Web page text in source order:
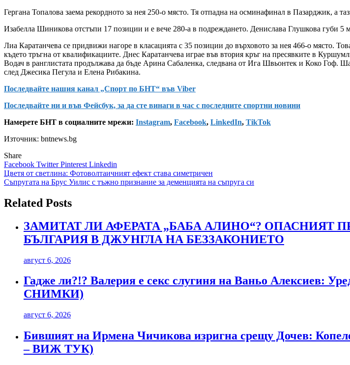
Гергана Топалова заема рекордното за нея 250-о място. Тя отпадна на осминафинал в Пазарджик, а
Изабелла Шиникова отстъпи 17 позиции и е вече 280-а в подреждането. Денислава Глушкова губи 5
Лиа Каратанчева се придвижи нагоре в класацията с 35 позиции до върховото за нея 466-о място.
където тръгна от квалификациите. Днес Каратанчева играе във втория кръг на пресявките в
Водач в ранглистата продължава да бъде Арина Сабаленка, следвана от Ига Швьонтек и Коко Гоф.
след Джесика Пегула и Елена Рибакина.
Последвайте нашия канал „Спорт по БНТ“ във Viber
Последвайте ни и във Фейсбук, за да сте винаги в час с последните спортни новини
Намерете БНТ в социалните мрежи: Instagram, Facebook, LinkedIn, TikTok
Източник: bntnews.bg
Share
Facebook TwitterPinterest Linkedin
Навигация
Цветя от светлина: Фотоволтаичният ефект става симетричен
Съпругата на Брус Уилис с тъжно признание за деменцията на съпруга си
Related Posts
ЗАМИТАТ ЛИ АФЕРАТА „БАБА АЛИНО“? ОПАСНИЯТ
БЪЛГАРИЯ В ДЖУНГЛА НА БЕЗЗАКОНИЕТО
август 6, 2026
Гадже ли?!? Валерия е секс слугиня на Ваньо Алексиев:
СНИМКИ)
август 6, 2026
Бившият на Ирмена Чичикова изригна срещу Дочев:
– ВИЖ ТУК)